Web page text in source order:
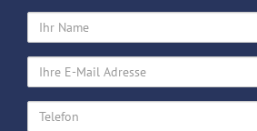
Ihr
Name
Ihre
E-
Mail
Adresse
Telefon